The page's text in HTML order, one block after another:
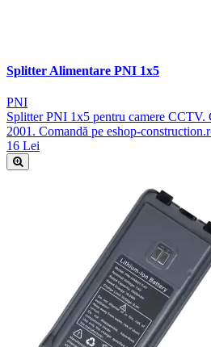
Splitter Alimentare PNI 1x5
PNI
Splitter PNI 1x5 pentru camere CCTV.
2001. Comandă pe eshop-
16 Lei